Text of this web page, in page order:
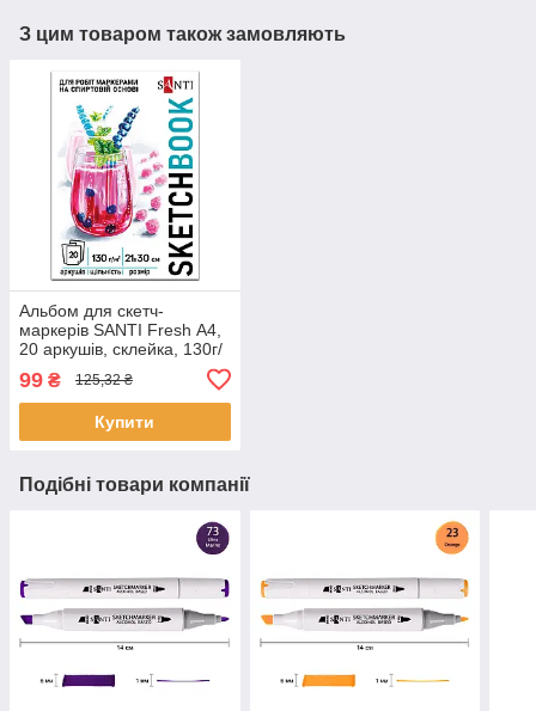
З цим товаром також замовляють
Альбом для скетч-
маркерів SANTI Fresh А4,
20 аркушів, склейка, 130г/
99 ₴ 125,32 ₴
Купити
Подібні товари компанії